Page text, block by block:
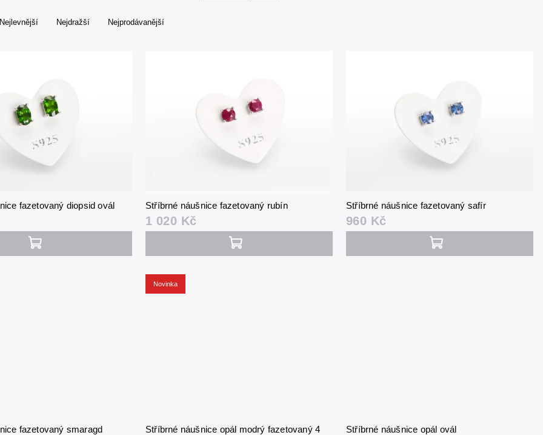
Nejlevnější Nejdražší Nejprodávanější
fazetovaný diopsid ovál Stříbrné náušnice fazetovaný rubín
1 020 Kč
Stříbrné náušnice fazetovaný safír
960 Kč
fazetovaný smaragd
Novinka
Stříbrné náušnice opál modrý fazetovaný 4
Stříbrné náušnice opál ovál